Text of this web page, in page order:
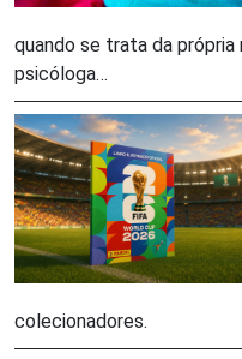
quando se trata da própria
psicóloga…
colecionadores.